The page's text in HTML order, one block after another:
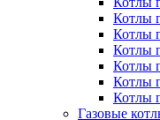
Котлы
Котлы
Котлы
Котлы
Котлы
Котлы
Газовые